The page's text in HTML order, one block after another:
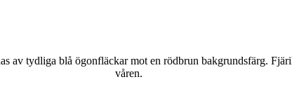
av tydliga blå ögonfläckar mot en rödbrun bakgrundsfärg.
våren.